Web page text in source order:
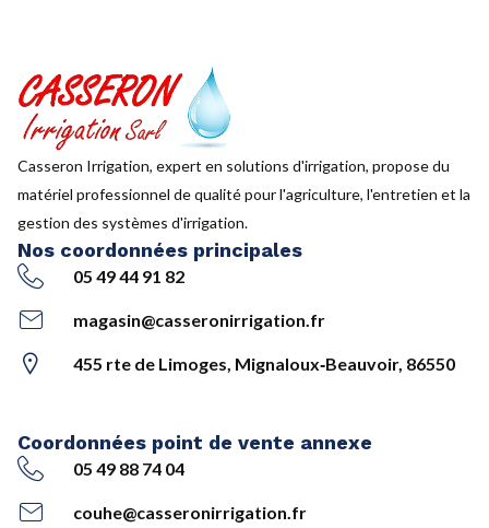
Casseron Irrigation, expert en solutions d'irrigation, propose du
matériel professionnel de qualité pour l'agriculture, l'entretien et la
gestion des systèmes d'irrigation.
Nos coordonnées principales
05 49 44 91 82
magasin@casseronirrigation.fr
455 rte de Limoges, Mignaloux‑Beauvoir, 86550
Coordonnées point de vente annexe
05 49 88 74 04
couhe@casseronirrigation.fr